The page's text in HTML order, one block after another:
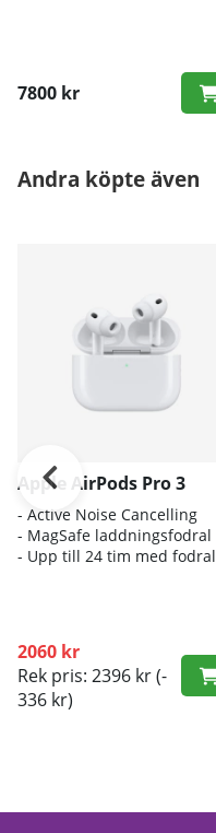
7800 kr
Andra köpte även
Apple AirPods Pro 3
- Active Noise Cancelling
- MagSafe laddningsfodral
- Upp till 24 tim med fodral
2060 kr
Rek pris: 2396 kr(-
336 kr)